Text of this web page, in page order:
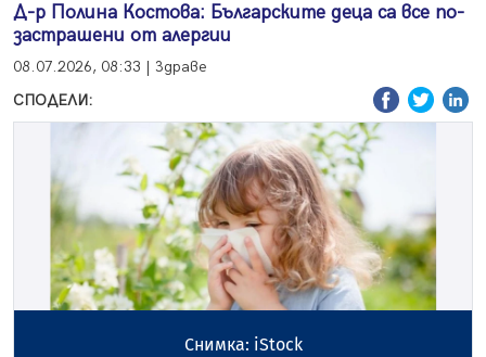
Д-р Полина Костова: Българските деца са все по-
застрашени от алергии
08.07.2026, 08:33 | Здраве
СПОДЕЛИ:
Снимка: iStock